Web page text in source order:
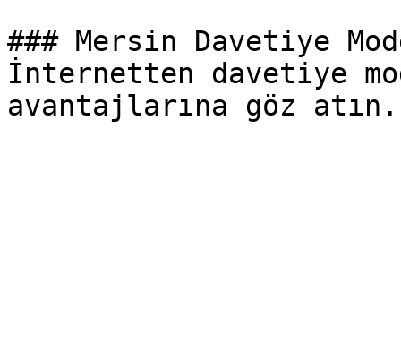
### Mersin Davetiye
İnternetten davetiye
avantajlarına göz atın.